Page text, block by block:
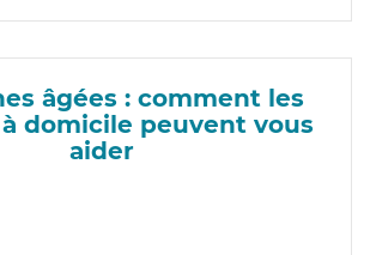
âgées : comment les
domicile peuvent vous
aider